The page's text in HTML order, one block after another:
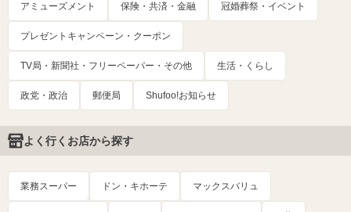
アミューズメント 保険・共済・金融 冠婚葬祭・イベント
プレゼントキャンペーン・クーポン
TV局・新聞社・フリーペーパー・その他 生活・くらし
政党・政治 郵便局 Shufoo!お知らせ
よく行くお店から探す
業務スーパー ドン・キホーテ マックスバリュ